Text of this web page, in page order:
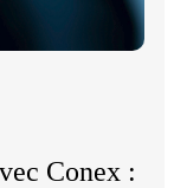
Conex :